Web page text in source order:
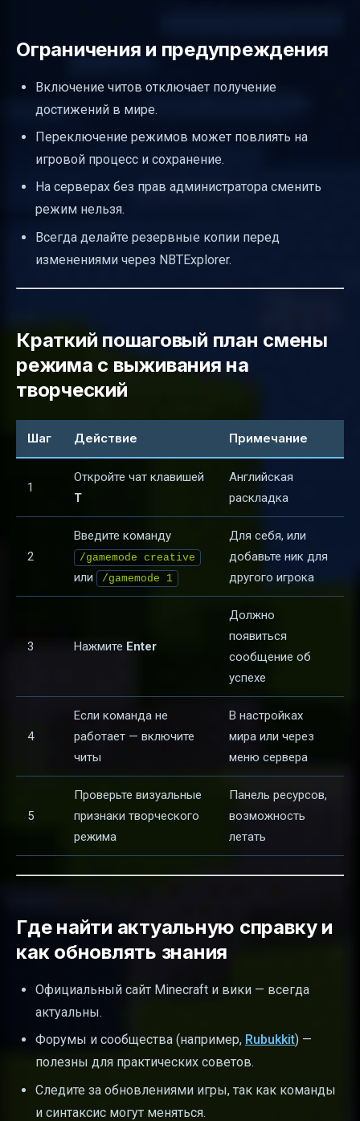
Ограничения и предупреждения
Включение читов отключает получение
достижений в мире.
Переключение режимов может повлиять на
игровой процесс и сохранение.
На серверах без прав администратора сменить
режим нельзя.
Всегда делайте резервные копии перед
изменениями через NBTExplorer.
Краткий пошаговый план смены
режима с выживания на
творческий
Шаг Действие Примечание
1
Откройте чат клавишей
T
Английская
раскладка
2
Введите команду
/gamemode creative
или /gamemode 1
Для себя, или
добавьте ник для
другого игрока
3 Нажмите Enter
Должно
появиться
сообщение об
успехе
4
Если команда не
работает — включите
читы
В настройках
мира или через
меню сервера
5
Проверьте визуальные
признаки творческого
режима
Панель ресурсов,
возможность
летать
Где найти актуальную справку и
как обновлять знания
Официальный сайт Minecraft и вики — всегда
актуальны.
Форумы и сообщества (например, Rubukkit) —
полезны для практических советов.
Следите за обновлениями игры, так как команды
и синтаксис могут меняться.